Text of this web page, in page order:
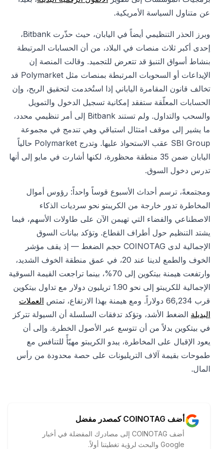
عن متناول السياسة الأمريكية.
وبرز الحذر التنظيمي أيضاً في اليابان، حيث حذّرت Bitbank،
إحدى أكبر ثلاث منصات في البلاد، من أن الحسابات المرتبطة
بنشاط أسواق التنبؤ قد تتعرض للتجميد. وقالت المنصة إن
الإيداعات أو السحوبات المرتبطة بمنصات مثل Polymarket قد
تخالف قانون المقامرة الياباني إذا استُخدمت لتحقيق الربح، وإن
الحسابات المعلّقة ستفقد إمكانية تسجيل الدخول والتمويل
والسحب والتداول. ولم تستند Bitbank إلى أمر تنظيمي محدد،
ما يشير إلى موقف امتثال استباقي وهي تندمج في مجموعة
SBI Group عقب الاستحواذ عليها. وتدرج Polymarket حالياً
اليابان ضمن 35 منطقة محظورة، لكنها أشارت في مايو إلى أنها
تدرس دخول السوق.
ومجتمعةً، ترسم أحداث الأسبوع قوساً واحداً: رؤوس أموال
المخاطرة تدور خارجة من الكريبتو نحو سرديات الذكاء
الاصطناعي والفضاء التي تهيمن الآن على طاولات الأسهم، فيما
يشتد التنظيم حول أطراف القطاع. وتؤكد بيانات السوق
الإجمالية لدى COINOTAG حجم الضغط — إذ يقف مؤشر
الخوف والطمع لدينا عند 20، في عمق منطقة الخوف الشديد،
وارتفعت هيمنة بيتكوين إلى 70%، بينما تراجعت القيمة السوقية
الإجمالية للكريبتو إلى نحو 1.90 تريليون دولار مع تداول بيتكوين
قرب 66,234 دولاراً. ومع هيمنة بهذا الارتفاع، تمتص
العملات
البديلة الضغط الأشد، وتؤكد تدفقات السلسلة أن السيولة تتركز
في بيتكوين بدلاً من أن تتوسع عبر الأصول الخطرة. وإلى أن
يعود الإقبال على المخاطرة، يبدو الكريبتو مهيّأً للتنافس مع
طموحات بقيمة آلاف التريليونات على حصة محدودة من رأس
المال.
أضف COINOTAG كمصدر مفضل
أضف COINOTAG إلى مصادرك المفضلة في أخبار
Google والبحث لرؤية تغطيتنا أولاً.